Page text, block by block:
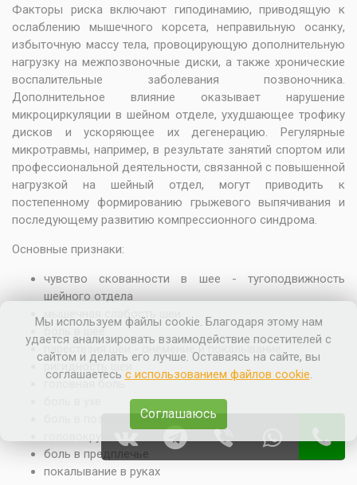
Факторы риска включают гиподинамию, приводящую к
ослаблению мышечного корсета, неправильную осанку,
избыточную массу тела, провоцирующую дополнительную
нагрузку на межпозвоночные диски, а также хронические
воспалительные заболевания позвоночника.
Дополнительное влияние оказывает нарушение
микроциркуляции в шейном отделе, ухудшающее трофику
дисков и ускоряющее их дегенерацию. Регулярные
микротравмы, например, в результате занятий спортом или
профессиональной деятельности, связанной с повышенной
нагрузкой на шейный отдел, могут приводить к
постепенному формированию грыжевого выпячивания и
последующему развитию компрессионного синдрома.
Основные признаки:
чувство скованности в шее - тугоподвижность
шейного отдела
мышечная слабость шеи
боль в шее
парестезия шеи - онемение и покалывание
ригидность шеи
головная боль
боль в позвоночнике
боль в предплечье
покалывание в руках
Мы используем файлы cookie. Благодаря этому нам
удается анализировать взаимодействие посетителей с
сайтом и делать его лучше. Оставаясь на сайте, вы
соглашаетесь с использованием файлов cookie.
Соглашаюсь